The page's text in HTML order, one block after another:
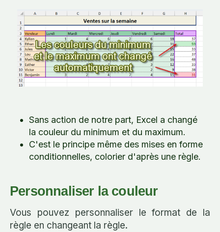
Sans action de notre part, Excel a changé
la couleur du minimum et du maximum.
C'est le principe même des mises en forme
conditionnelles, colorier d'après une règle.
Personnaliser la couleur
Vous pouvez personnaliser le format de la
règle en changeant la règle.